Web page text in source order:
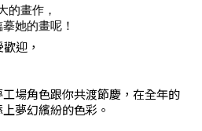
的畫作，
她的畫呢！
迎，
場角色跟你共渡節慶，在全年的
夢幻繽紛的色彩。